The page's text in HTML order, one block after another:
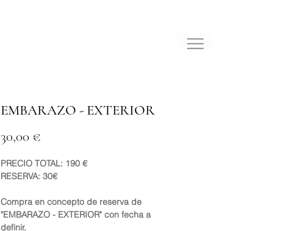
EMBARAZO - EXTERIOR
30,00 €
PRECIO TOTAL: 190 €
RESERVA: 30€
Compra en concepto de reserva de
"EMBARAZO - EXTERIOR" con fecha a
definir.